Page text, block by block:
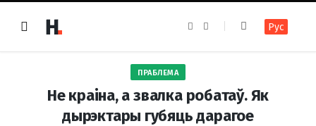
e
k
t
a
m
Рус
ПРАБЛЕМА
Не краіна, а звалка робатаў. Як
дырэктары губяць дарагое